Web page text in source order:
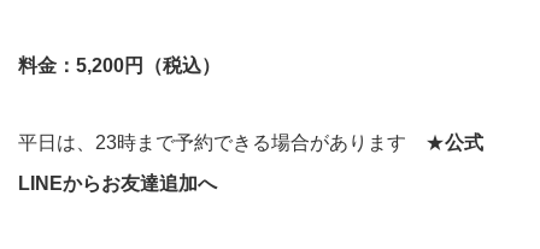
料金：5,200円（税込）
平日は、23時まで予約できる場合があります ★公式
LINEからお友達追加へ